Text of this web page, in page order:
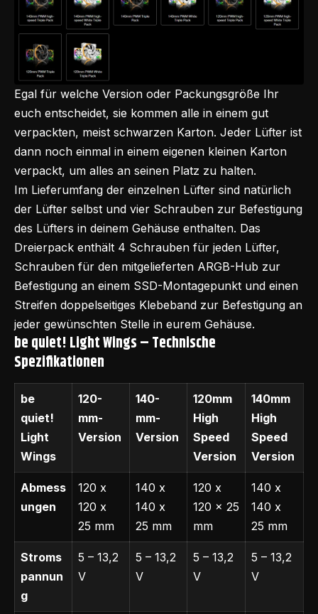
Egal für welche Version oder Packungsgröße Ihr
euch entscheidet, sie kommen alle in einem gut
verpackten, meist schwarzen Karton. Jeder Lüfter ist
dann noch einmal in einem eigenen kleinen Karton
verpackt, um alles an seinen Platz zu halten.
Im Lieferumfang der einzelnen Lüfter sind natürlich
der Lüfter selbst und vier Schrauben zur Befestigung
des Lüfters in deinem Gehäuse enthalten. Das
Dreierpack enthält 4 Schrauben für jeden Lüfter,
Schrauben für den mitgelieferten ARGB-Hub zur
Befestigung an einem SSD-Montagepunkt und einen
Streifen doppelseitiges Klebeband zur Befestigung an
jeder gewünschten Stelle in eurem Gehäuse.
be quiet! Light Wings – Technische
Spezifikationen
be
quiet!
Light
Wings
120-
mm-
Version
140-
mm-
Version
120mm
High
Speed
Version
140mm
High
Speed
Version
Abmess
ungen
120 x
120 x
25 mm
140 x
140 x
25 mm
120 x
120 x 25
mm
140 x
140 x
25 mm
Stroms
pannun
g
5 – 13,2
V
5 – 13,2
V
5 – 13,2
V
5 – 13,2
V